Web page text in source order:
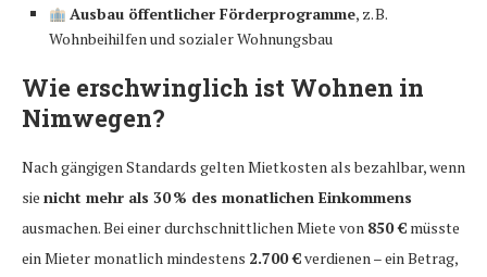
Ausbau öffentlicher Förderprogramme, z. B.
Wohnbeihilfen und sozialer Wohnungsbau
Wie erschwinglich ist Wohnen in
Nimwegen?
Nach gängigen Standards gelten Mietkosten als bezahlbar, wenn
sie nicht mehr als 30 % des monatlichen Einkommens
ausmachen. Bei einer durchschnittlichen Miete von 850 € müsste
ein Mieter monatlich mindestens 2.700 €verdienen – ein Betrag,